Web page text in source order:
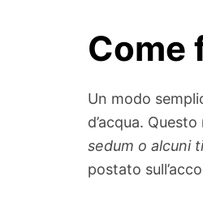
Come
Un modo
d’acqua.
sedum o alcuni
postato